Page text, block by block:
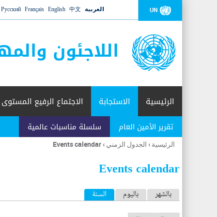
UN العربية 中文
English
Français
Русский
اللاجئون
الرئيسية الاستجابة
تقرير الأمين العام سلسلة مناسبات عالمية
الاجتماع الرفيع المستوى
أنت
هنا
الرئيسية › الجدول الزمني ›
Events calendar
Events calendar
ا
ل
بالشهر باليوم السنة (علامة التبويب النشطة)